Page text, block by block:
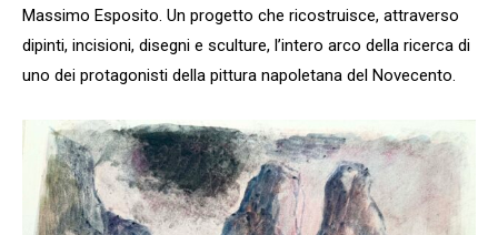
Massimo Esposito. Un progetto che ricostruisce, attraverso
dipinti, incisioni, disegni e sculture, l’intero arco della ricerca di
uno dei protagonisti della pittura napoletana del Novecento.